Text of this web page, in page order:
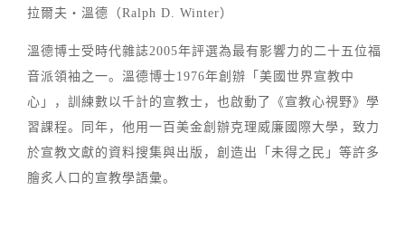
拉爾夫‧溫德（Ralph D. Winter）
溫德博士受時代雜誌2005年評選為最有影響力的二十五位福
音派領袖之一。溫德博士1976年創辦「美國世界宣教中
心」，訓練數以千計的宣教士，也啟動了《宣教心視野》學
習課程。同年，他用一百美金創辦克理威廉國際大學，致力
於宣教文獻的資料搜集與出版，創造出「未得之民」等許多
膾炙人口的宣教學語彙。